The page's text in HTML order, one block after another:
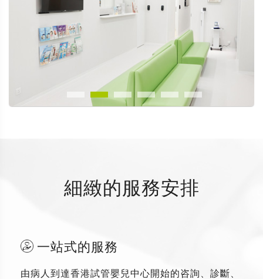
細緻的服務安排
一站式的服務
由病人到達香港試管嬰兒中心開始的咨詢、診斷、